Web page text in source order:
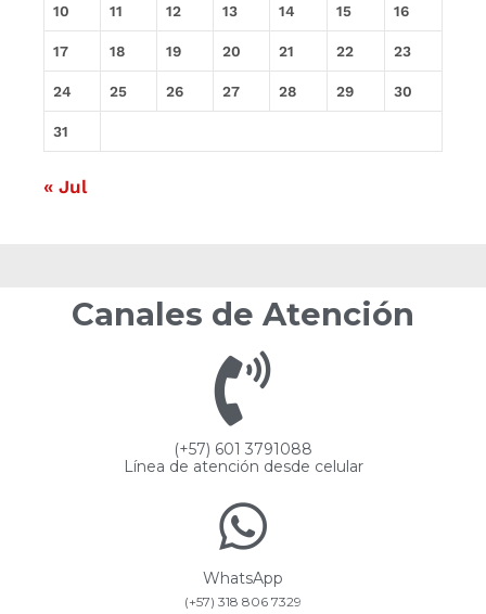
10 11 12 13 14 15 16
17 18 19 20 21 22 23
24 25 26 27 28 29 30
31
« Jul
Canales de Atención
(+57) 601 3791088
Línea de atención desde celular
WhatsApp
(+57) 318 806 7329